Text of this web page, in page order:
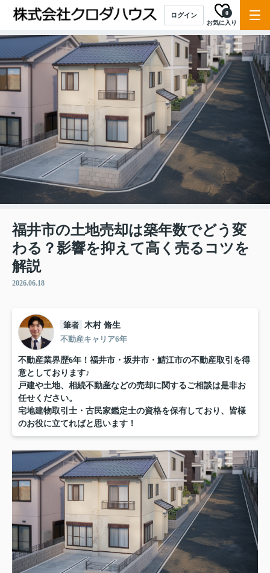
ログイン
お気に入り
0
福井市の土地売却は築年数でどう変
わる？影響を抑えて高く売るコツを
解説
2026.06.18
筆者 木村 脩生
不動産キャリア6年
不動産業界歴6年！福井市・坂井市・鯖江市の不動産取引を得
意としております♪
戸建や土地、相続不動産などの売却に関するご相談は是非お
任せください。
宅地建物取引士・古民家鑑定士の資格を保有しており、皆様
のお役に立てればと思います！